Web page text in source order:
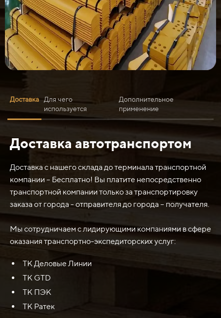
Доставка
Для чего
используется
Дополнительное
применение
Доставка автотранспортом
Доставка с нашего склада до терминала транспортной
компании – Бесплатно! Вы платите непосредственно
транспортной компании только за транспортировку
заказа от города - отправителя до города – получателя.
Мы сотрудничаем с лидирующими компаниями в сфере
оказания транспортно-экспедиторских услуг:
ТК Деловые Линии
ТК GTD
ТК ПЭК
ТК Ратек
Нож опорный 185-6509 (400-500HB) Caterpillar САТ
844 используется для автогрейдеров Caterpillar, таких
как САТ 844, для работы с грунтом, разравнивания
дорог и других похожих задач. Он предназначен для
опоры и поддержки передней части автогрейдера,
обеспечивая стабильность и улучшенную работу.